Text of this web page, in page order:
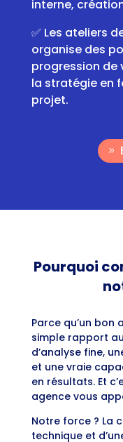
interne,
✅ Les ateliers
organise des
progression
la stratégie en
projet.
Pourquoi
Parce qu’un bon
simple rapport
d’analyse fine,
et une vraie
en résultats. Et
agence vous
Notre force ? La
technique et